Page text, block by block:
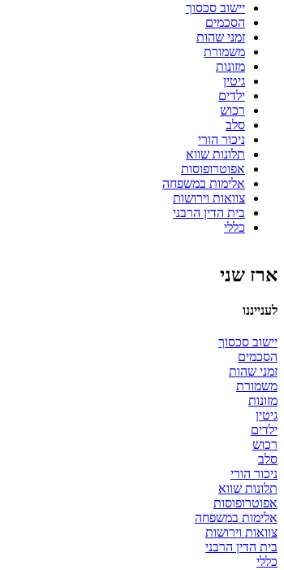
יישוב סכסוך
הסכמים
זמני שהות
משמורת
מזונות
גיטין
ילדים
רכוש
סלב
ניכור הורי
תלונות שווא
אפוטרופוסות
אלימות במשפחה
צוואות וירושות
בית הדין הרבני
כללי
ארז שני
לענייננו
יישוב סכסוך
הסכמים
זמני שהות
משמורת
מזונות
גיטין
ילדים
רכוש
סלב
ניכור הורי
תלונות שווא
אפוטרופוסות
אלימות במשפחה
צוואות וירושות
בית הדין הרבני
כללי